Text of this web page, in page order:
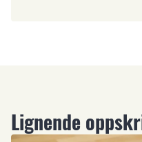
Lignende